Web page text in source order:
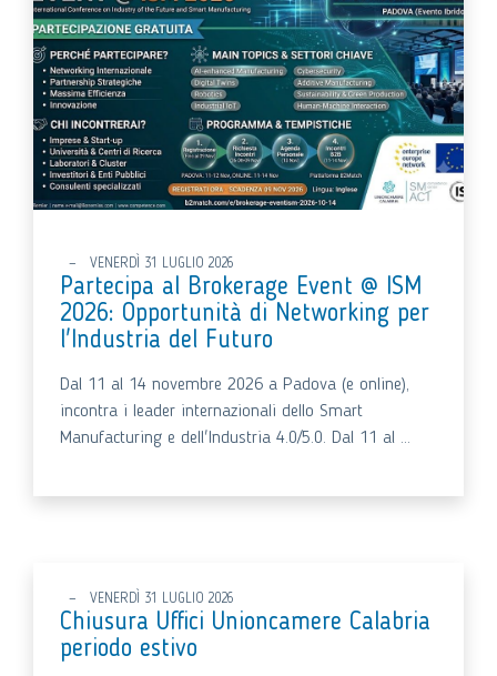
VENERDÌ 31 LUGLIO 2026
Partecipa al Brokerage Event @ ISM
2026: Opportunità di Networking per
l'Industria del Futuro
Dal 11 al 14 novembre 2026 a Padova (e online),
incontra i leader internazionali dello Smart
Manufacturing e dell'Industria 4.0/5.0. Dal 11 al ...
VENERDÌ 31 LUGLIO 2026
Chiusura Uffici Unioncamere Calabria
periodo estivo